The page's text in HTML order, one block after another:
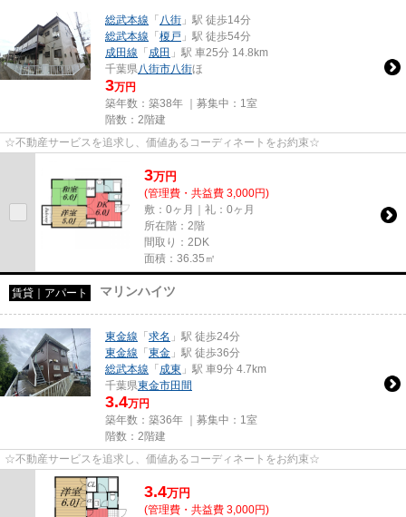
総武本線 「 八街 」駅 徒歩14分
総武本線 「榎戸 」駅 徒歩54分
成田線 「成田 」駅 車25分 14.8km
千葉県 八街市八街ほ
3万円
築年数：築38年 ｜募集中： 1室
階数：2階建
☆不動産サービスを追求し、価値あるコーディネートをお約束☆
3万円
(管理費・共益費 3,000円)
敷：0ヶ月｜礼：0ヶ月
所在階：2階
間取り：2DK
面積：36.35㎡
賃貸｜アパート マリンハイツ
東金線 「求名 」駅 徒歩24分
東金線 「東金 」駅 徒歩36分
総武本線 「成東 」駅 車9分 4.7km
千葉県東金市田間
3.4万円
築年数：築36年 ｜募集中： 1室
階数：2階建
☆不動産サービスを追求し、価値あるコーディネートをお約束☆
3.4万円
(管理費・共益費 3,000円)